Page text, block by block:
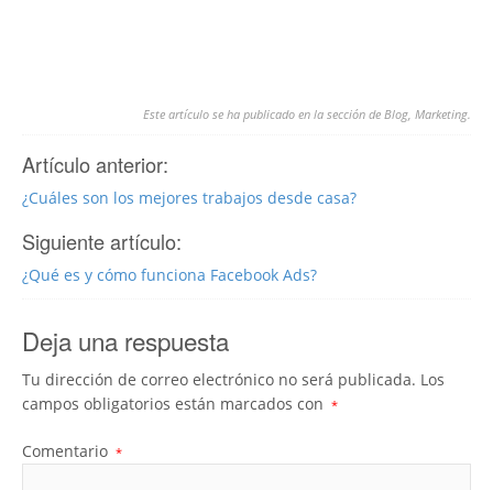
Este artículo se ha publicado en la sección de Blog Marketing
Artículo anterior:
¿Cuáles son los mejores trabajos desde casa?
Siguiente artículo:
¿Qué es y cómo funciona Facebook Ads?
Deja una respuesta
Tu dirección de correo electrónico no será publicada. Los
campos obligatorios están marcados con *
Comentario *